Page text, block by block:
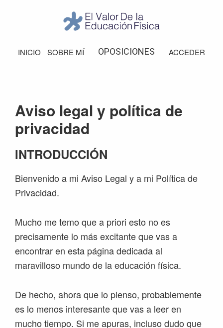
navegación
principal
barra
Valor
de
INICIO SOBRE MÍ OPOSICIONES ACCEDER
Aviso legal y política de
privacidad
INTRODUCCIÓN
Bienvenido a mi Aviso Legal y a mi Política de
Privacidad.
Mucho me temo que a priori esto no es
precisamente lo más excitante que vas a
encontrar en esta página dedicada al
maravilloso mundo de la educación física.
De hecho, ahora que lo pienso, probablemente
es lo menos interesante que vas a leer en
mucho tiempo. Si me apuras, incluso dudo que